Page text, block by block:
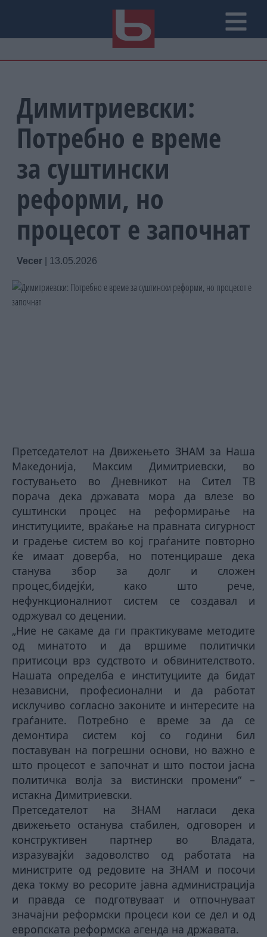
Димитриевски:
Потребно е време
за суштински
реформи, но
процесот е започнат
Vecer 13.05.2026
Претседателот на Движењето ЗНАМ за Наша
Македонија, Максим Димитриевски, во
гостувањето во Дневникот на Сител ТВ
порача дека државата мора да влезе во
суштински процес на реформирање на
институциите, враќање на правната сигурност
и градење систем во кој граѓаните повторно
ќе имаат доверба, но потенцираше дека
станува збор за долг и сложен
процес,бидејќи, како што рече,
нефункционалниот систем се создавал и
одржувал со децении.
„Ние не сакаме да ги практикуваме методите
од минатото и да вршиме политички
притисоци врз судството и обвинителството.
Нашата определба е институциите да бидат
независни, професионални и да работат
исклучиво согласно законите и интересите на
граѓаните. Потребно е време за да се
демонтира систем кој со години бил
поставуван на погрешни основи, но важно е
што процесот е започнат и што постои јасна
политичка волја за вистински промени“ –
истакна Димитриевски.
Претседателот на ЗНАМ нагласи дека
движењето останува стабилен, одговорен и
конструктивен партнер во Владата,
изразувајќи задоволство од работата на
министрите од редовите на ЗНАМ и посочи
дека токму во ресорите јавна администрација
и правда се подготвуваат и отпочнуваат
значајни реформски процеси кои се дел и од
европската реформска агенда на државата.